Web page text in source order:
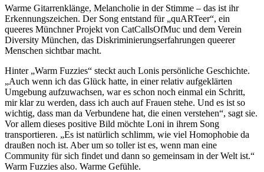
Warme Gitarrenklänge, Melancholie in der Stimme – das ist ihr
Erkennungszeichen. Der Song entstand für „quARTeer“, ein
queeres Münchner Projekt von CatCallsOfMuc und dem Verein
Diversity München, das Diskriminierungserfahrungen queerer
Menschen sichtbar macht.
Hinter „Warm Fuzzies“ steckt auch Lonis persönliche Geschichte.
„Auch wenn ich das Glück hatte, in einer relativ aufgeklärten
Umgebung aufzuwachsen, war es schon noch einmal ein Schritt,
mir klar zu werden, dass ich auch auf Frauen stehe. Und es ist so
wichtig, dass man da Verbundene hat, die einen verstehen“, sagt sie.
Vor allem dieses positive Bild möchte Loni in ihrem Song
transportieren. „Es ist natürlich schlimm, wie viel Homophobie da
draußen noch ist. Aber um so toller ist es, wenn man eine
Community für sich findet und dann so gemeinsam in der Welt ist.“
Warm Fuzzies also. Warme Gefühle.